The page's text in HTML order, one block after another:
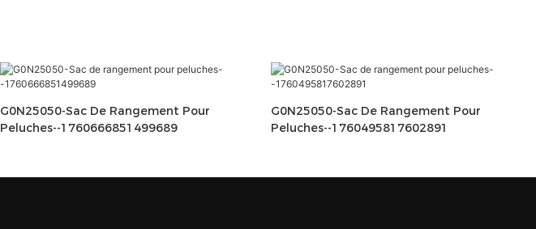
G0N25050-Sac De Rangement Pour
Peluches--1760666851499689
G0N25050-Sac De Rangement Pour
Peluches--1760495817602891